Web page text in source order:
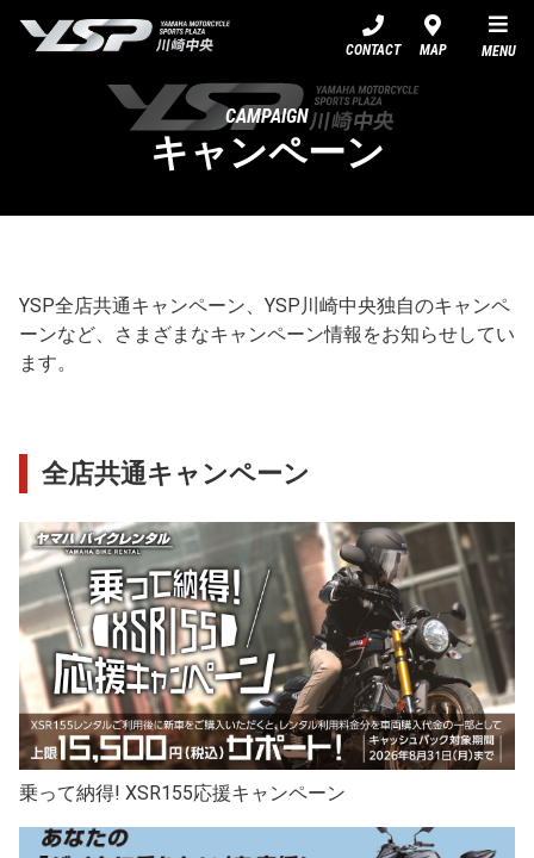
CONTACT MAP MENU
CAMPAIGN
キャンペーン
YSP全店共通キャンペーン、YSP川崎中央独自のキャンペ
ーンなど、さまざまなキャンペーン情報をお知らせしてい
ます。
全店共通キャンペーン
乗って納得! XSR155応援キャンペーン